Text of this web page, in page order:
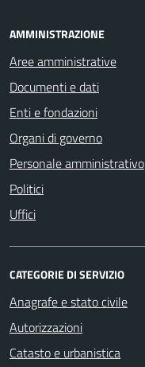
AMMINISTRAZIONE
Aree amministrative
Documenti e dati
Enti e fondazioni
Organi di governo
Personale amministrativo
Politici
Uffici
CATEGORIE DI SERVIZIO
Anagrafe e stato civile
Autorizzazioni
Catasto e urbanistica